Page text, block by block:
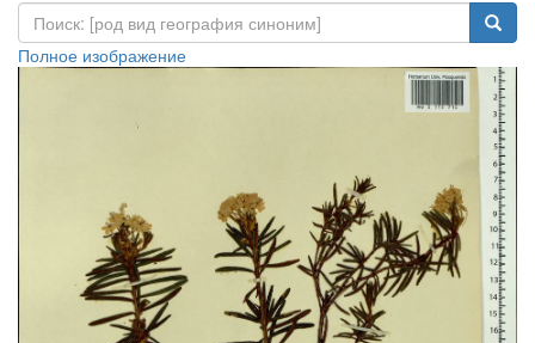
Полное изображение